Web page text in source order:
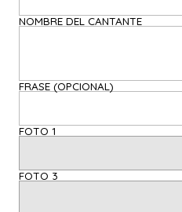
NOMBRE DEL CANTANTE
FRASE (OPCIONAL)
FOTO 1
FOTO 3